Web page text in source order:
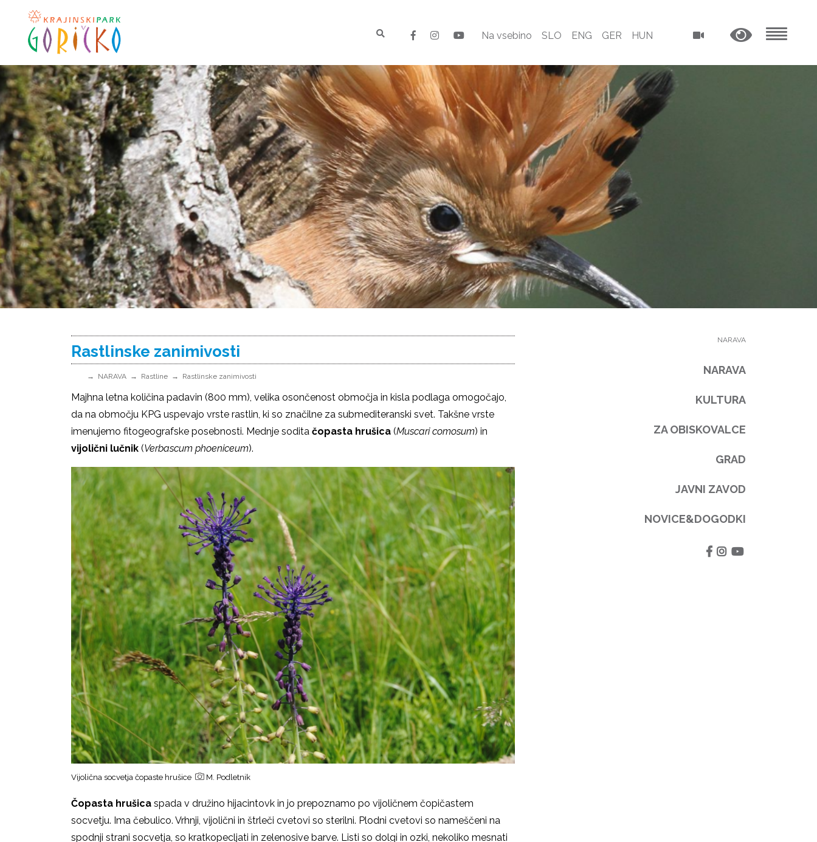
Na vsebino SLO ENG GER HUN
Rastlinske zanimivosti
NARAVA Rastline Rastlinske zanimivosti
Majhna letna količina padavin (800 mm), velika osončenost območja in kisla podlaga omogočajo,
da na območju KPG uspevajo vrste rastlin, ki so značilne za submediteranski svet. Takšne vrste
imenujemo fitogeografske posebnosti. Mednje sodita čopasta hrušica (Muscari comosum) in
vijolični lučnik (Verbascum phoeniceum).
Vijolična socvetja čopaste hrušice M. Podletnik
Čopasta hrušica spada v družino hijacintovk in jo prepoznamo po vijoličnem čopičastem
socvetju. Ima čebulico. Vrhnji, vijolični in štrleči cvetovi so sterilni. Plodni cvetovi so nameščeni na
spodnji strani socvetja, so kratkopecljati in zelenosive barve. Listi so dolgi in ozki, nekoliko mesnati
NARAVA
NARAVA
KULTURA
ZA OBISKOVALCE
GRAD
JAVNI ZAVOD
NOVICE&DOGODKI